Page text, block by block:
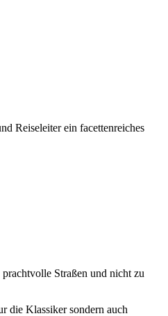
Reiseleiter ein facettenreiches
Straßen und nicht zu
die Klassiker sondern auch